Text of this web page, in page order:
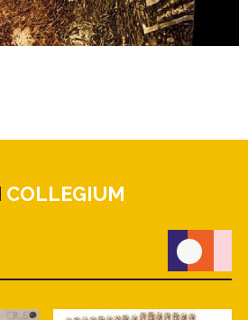
COLLEGIUM